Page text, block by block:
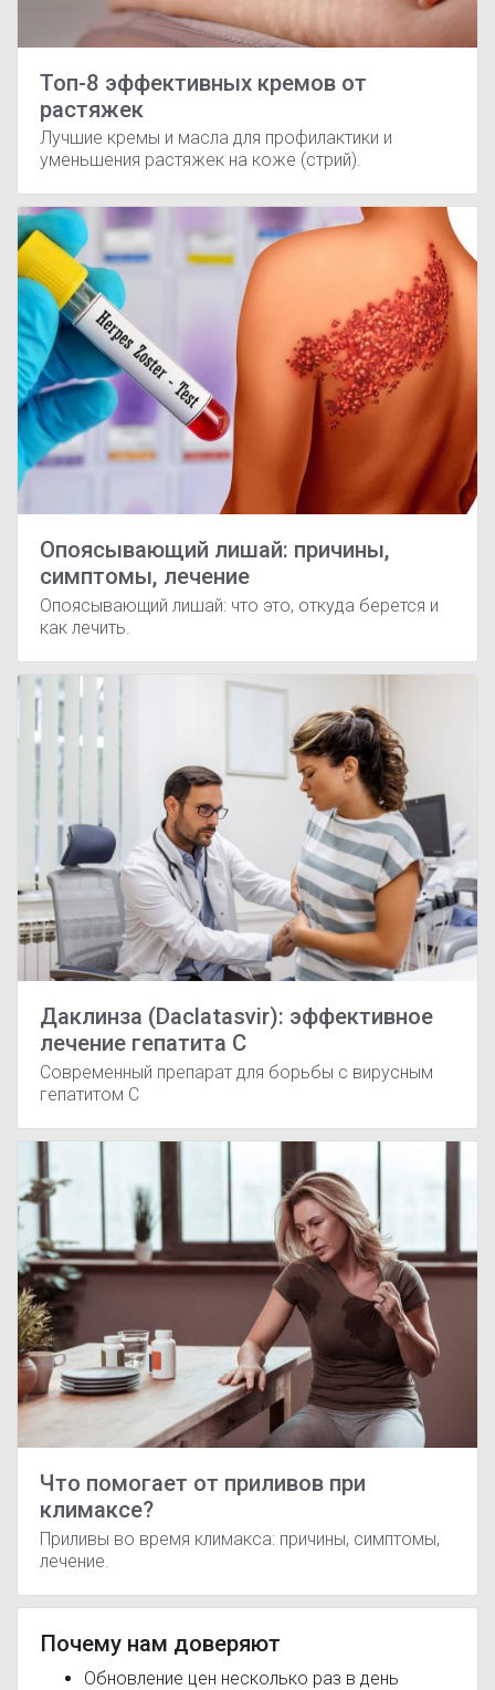
Топ-8 эффективных кремов от
растяжек
Лучшие кремы и масла для профилактики и
уменьшения растяжек на коже (стрий).
Опоясывающий лишай: причины,
симптомы, лечение
Опоясывающий лишай: что это, откуда берется и
как лечить.
Даклинза (Daclatasvir): эффективное
лечение гепатита C
Современный препарат для борьбы с вирусным
гепатитом C
Что помогает от приливов при
климаксе?
Приливы во время климакса: причины, симптомы,
лечение.
Почему нам доверяют
Обновление цен несколько раз в день